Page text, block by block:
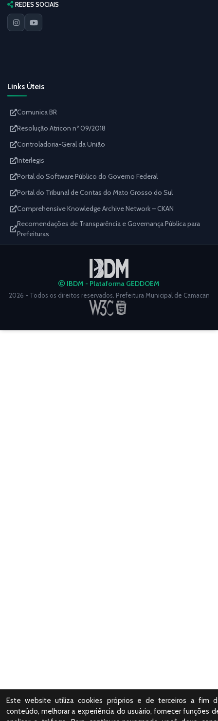
REDES SOCIAIS
Links Úteis
Comunica BR
Resolução Atricon nº 09/2018
Controladoria-Geral da União
Interlegis
Portal do Software Público do Governo Federal
Portal do Tribunal de Contas do Mato Grosso do Sul
Comprehensive Knowledge Archive Network – CKAN
Recomendações de Transparência e Governança Pública para
Prefeituras
IBDM - Plataforma GEDDOEM
2026 - Todos os direitos reservados. Prefeitura Municipal de Camacan
Este website utiliza cookies próprios e de terceiros a fim
conteúdo, melhorar a experiência do usuário, fornecer funções